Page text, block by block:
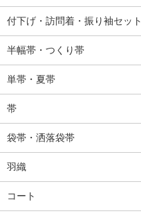
付下げ・訪問着・振り袖セット
半幅帯・つくり帯
単帯・夏帯
帯
袋帯・洒落袋帯
羽織
コート